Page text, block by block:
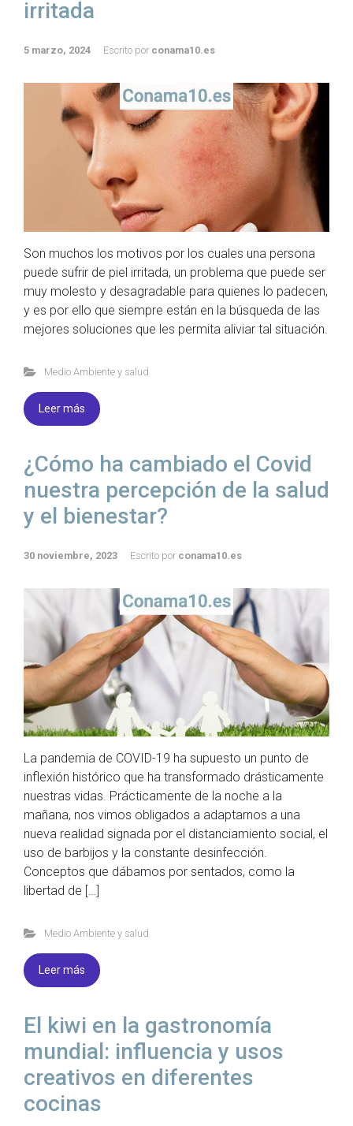
irritada
5 marzo, 2024 Escrito por conama10.es
Son muchos los motivos por los cuales una persona
puede sufrir de piel irritada, un problema que puede ser
muy molesto y desagradable para quienes lo padecen,
y es por ello que siempre están en la búsqueda de las
mejores soluciones que les permita aliviar tal situación.
Medio Ambiente y salud
Leer más
¿Cómo ha cambiado el Covid
nuestra percepción de la salud
y el bienestar?
30 noviembre, 2023 Escrito por conama10.es
La pandemia de COVID-19 ha supuesto un punto de
inflexión histórico que ha transformado drásticamente
nuestras vidas. Prácticamente de la noche a la
mañana, nos vimos obligados a adaptarnos a una
nueva realidad signada por el distanciamiento social, el
uso de barbijos y la constante desinfección.
Conceptos que dábamos por sentados, como la
libertad de […]
Medio Ambiente y salud
Leer más
El kiwi en la gastronomía
mundial: influencia y usos
creativos en diferentes
cocinas